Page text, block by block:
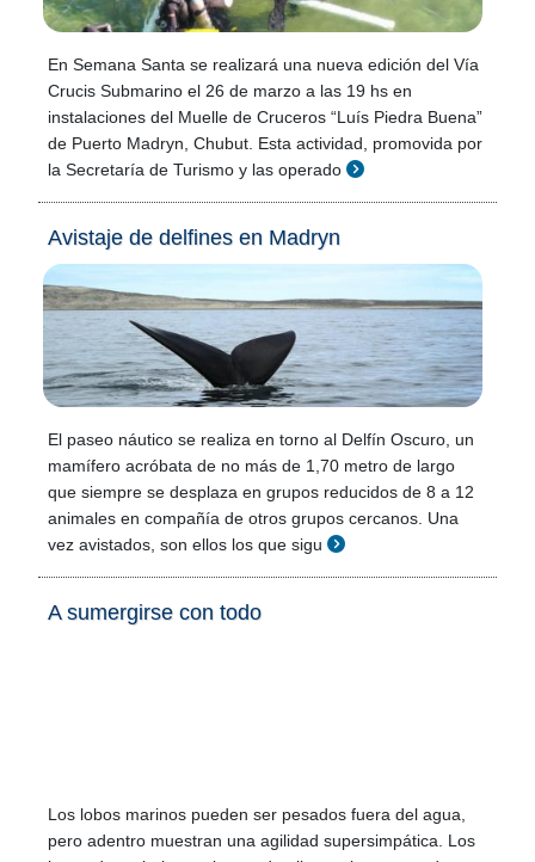
En Semana Santa se realizará una nueva edición del Vía
Crucis Submarino el 26 de marzo a las 19 hs en
instalaciones del Muelle de Cruceros “Luís Piedra Buena”
de Puerto Madryn, Chubut. Esta actividad, promovida por
la Secretaría de Turismo y las operado
Avistaje de delfines en Madryn
El paseo náutico se realiza en torno al Delfín Oscuro, un
mamífero acróbata de no más de 1,70 metro de largo
que siempre se desplaza en grupos reducidos de 8 a 12
animales en compañía de otros grupos cercanos. Una
vez avistados, son ellos los que sigu
A sumergirse con todo
Los lobos marinos pueden ser pesados fuera del agua,
pero adentro muestran una agilidad supersimpática. Los